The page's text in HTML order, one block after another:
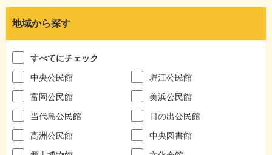
地域から探す
すべてにチェック
中央公民館
堀江公民館
富岡公民館
美浜公民館
当代島公民館
日の出公民館
高洲公民館
中央図書館